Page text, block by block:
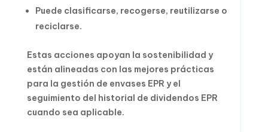
Puede clasificarse, recogerse, reutilizarse o
reciclarse.
Estas acciones apoyan la sostenibilidad y
están alineadas con las mejores prácticas
para la gestión de envases EPR y el
seguimiento del historial de dividendos EPR
cuando sea aplicable.